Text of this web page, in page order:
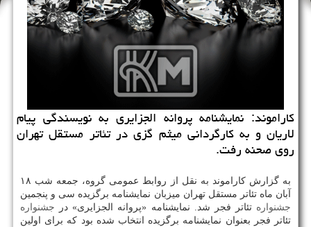
كاراموند: نمایشنامه پروانه الجزایری به نویسندگی پیام
لاریان و به كارگردانی میثم گزی در تئاتر مستقل تهران
روی صحنه رفت.
به گزارش كاراموند به نقل از روابط عمومی گروه، جمعه شب ۱۸
آبان ماه تئاتر مستقل تهران میزبان نمایشنامه برگزیده سی و پنجمین
جشنواره تئاتر فجر شد. نمایشنامه «پروانه الجزایری» در جشنواره
تئاتر فجر بعنوان نمایشنامه برگزیده انتخاب شده بود كه برای اولین